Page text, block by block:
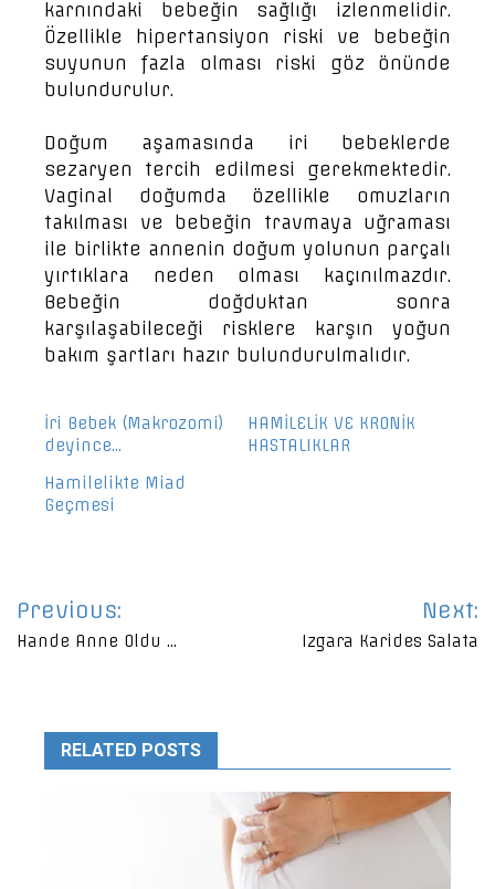
karnındaki bebeğin sağlığı izlenmelidir.
Özellikle hipertansiyon riski ve bebeğin
suyunun fazla olması riski göz önünde
bulundurulur.
Doğum aşamasında iri bebeklerde
sezaryen tercih edilmesi gerekmektedir.
Vaginal doğumda özellikle omuzların
takılması ve bebeğin travmaya uğraması
ile birlikte annenin doğum yolunun parçalı
yırtıklara neden olması kaçınılmazdır.
Bebeğin doğduktan sonra
karşılaşabileceği risklere karşın yoğun
bakım şartları hazır bulundurulmalıdır.
İri Bebek (Makrozomi)
deyince…
HAMİLELİK VE KRONİK
HASTALIKLAR
Hamilelikte Miad
Geçmesi
Yazı
gezinmesi
Previous:
Hande Anne Oldu …
Next:
Izgara Karides Salata
RELATED POSTS